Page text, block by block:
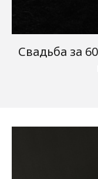
Свадьба за